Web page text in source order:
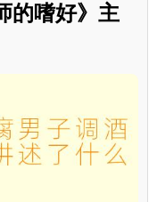
的嗜好》主